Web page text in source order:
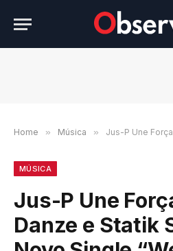
Home » Música » Jus-P Une Forças com Billy
MÚSICA
Jus-P Une
Danze e Statik